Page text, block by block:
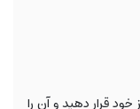
قرار دهید و آن را